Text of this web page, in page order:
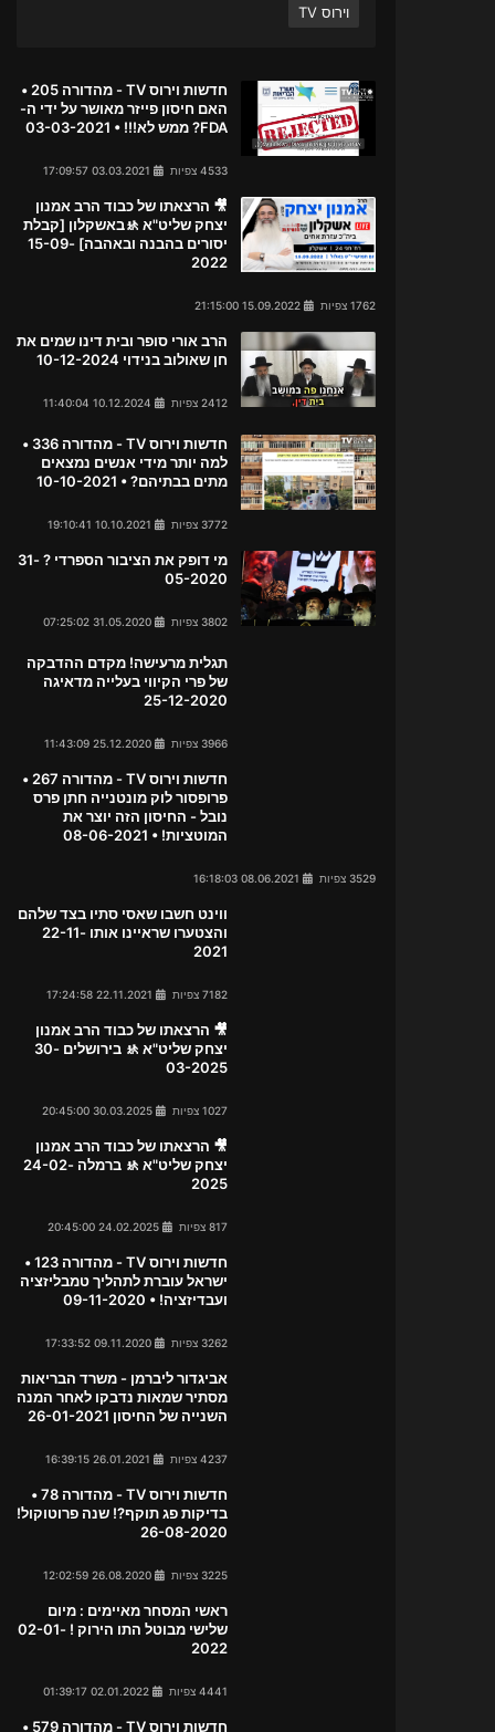
וירוס TV
חדשות וירוס TV - מהדורה 205 •
האם חיסון פייזר מאושר על ידי ה-
FDA? ממש לא!!! • 03-03-2021
4533 צפיות
🎥 הרצאתו של כבוד הרב אמנון
יצחק שליט"א 🚸באשקלון [קבלת
יסורים בהבנה ובאהבה] 15-09-
2022
1762 צפיות
הרב אורי סופר ובית דינו שמים את
חן שאולוב בנידוי 10-12-2024
2412 צפיות
חדשות וירוס TV - מהדורה 336 •
למה יותר מידי אנשים נמצאים
מתים בבתיהם? • 10-10-2021
3772 צפיות
מי דופק את הציבור הספרדי ? 31-
05-2020
3802 צפיות
תגלית מרעישה! מקדם ההדבקה
של פרי הקיווי בעלייה מדאיגה
25-12-2020
3966 צפיות
חדשות וירוס TV - מהדורה 267 •
פרופסור לוק מונטנייה חתן פרס
נובל - החיסון הזה יוצר את
המוטציות! • 08-06-2021
3529 צפיות
ווינט חשבו שאסי סתיו בצד שלהם
והצטערו שראיינו אותו 22-11-
2021
7182 צפיות
🎥 הרצאתו של כבוד הרב אמנון
יצחק שליט"א 🚸 בירושלים 30-
03-2025
1027 צפיות
🎥 הרצאתו של כבוד הרב אמנון
יצחק שליט"א 🚸 ברמלה 24-02-
2025
817 צפיות
חדשות וירוס TV - מהדורה 123 •
ישראל עוברת לתהליך טמבליזציה
ועבדיזציה! • 09-11-2020
3262 צפיות
אביגדור ליברמן - משרד הבריאות
מסתיר שמאות נדבקו לאחר המנה
השנייה של החיסון 26-01-2021
4237 צפיות
חדשות וירוס TV - מהדורה 78 •
בדיקות פג תוקף?! שנה פרוטוקול!
26-08-2020
3225 צפיות
ראשי המסחר מאיימים : מיום
שלישי מבוטל התו הירוק ! 02-01-
2022
4441 צפיות
חדשות וירוס TV - מהדורה 579 •